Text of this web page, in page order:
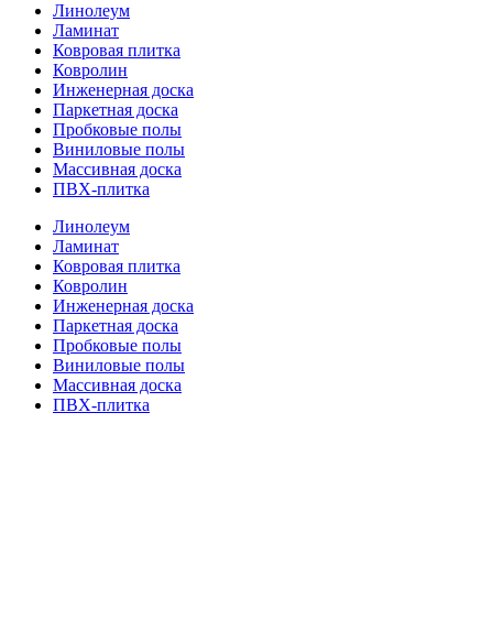
Линолеум
Ламинат
Ковровая плитка
Ковролин
Инженерная доска
Паркетная доска
Пробковые полы
Виниловые полы
Массивная доска
ПВХ-плитка
Линолеум
Ламинат
Ковровая плитка
Ковролин
Инженерная доска
Паркетная доска
Пробковые полы
Виниловые полы
Массивная доска
ПВХ-плитка